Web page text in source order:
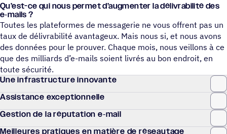
Qu’est-ce qui nous permet d’augmenter la déli­vra­bi­lité des
e‑mails ?
Toutes les plateformes de messagerie ne vous offrent pas un
taux de délivrabilité avantageux. Mais nous si, et nous avons
des données pour le prouver. Chaque mois, nous veillons à ce
que des milliards d’e-mails soient livrés au bon endroit, en
toute sécurité.
Une infra­struc­ture innovante
Assis­tance exceptionnelle
Gestion de la répu­ta­tion e‑mail
Meilleures pratiques en matière de réseautage